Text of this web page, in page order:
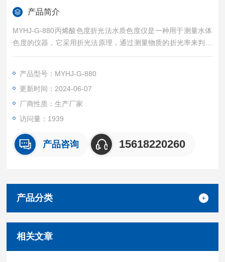
产品简介
MYHJ-G-880丙烯酸色度折光法水质色度仪是一种用于测量水体
色度的仪器，它采用折光法原理，通过测量物质的折光率来判别
物质的组成，确定物质的纯度、浓度及判断物质的品质。该仪器
产品型号：MYHJ-G-880
更新时间：2024-06-07
厂商性质：生产厂家
访问量：1939
产品咨询 15618220260
产品分类
相关文章